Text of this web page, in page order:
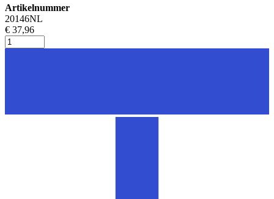
Artikelnummer
20146NL
€ 37,96